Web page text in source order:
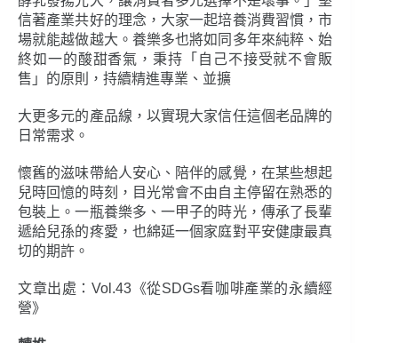
信著產業共好的理念，大家一起培養消費習慣，市
場就能越做越大。養樂多也將如同多年來純粹、始
終如一的酸甜香氣，秉持「自己不接受就不會販
售」的原則，持續精進專業、並擴
大更多元的產品線，以實現大家信任這個老品牌的
日常需求。
懷舊的滋味帶給人安心、陪伴的感覺，在某些想起
兒時回憶的時刻，目光常會不由自主停留在熟悉的
包裝上。一瓶養樂多、一甲子的時光，傳承了長輩
遞給兒孫的疼愛，也綿延一個家庭對平安健康最真
切的期許。
文章出處：Vol.43《從SDGs看咖啡產業的永續經
營》